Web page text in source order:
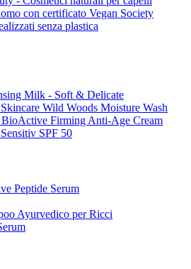
con certificato Vegan Society
senza plastica
Milk - Soft & Delicate
Wild Woods Moisture Wash
Firming Anti-Age Cream
SPF 50
Peptide Serum
Ayurvedico per Ricci